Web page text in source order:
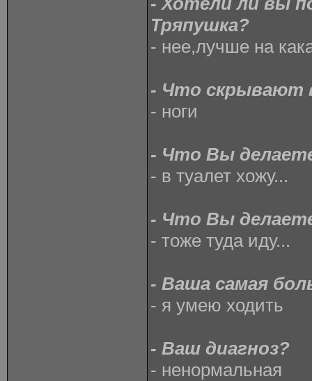
Тряпушка?
- нее,лучше на
- Что
- ноги
- Что Вы
- в туалет хожу...
- Что Вы
- тоже туда иду...
- Ваша самая
- я умею ходить
- Ваш диагноз?
- ненормальная